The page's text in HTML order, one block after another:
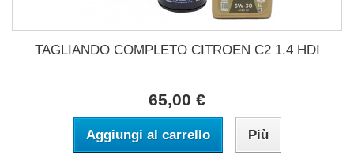
TAGLIANDO COMPLETO CITROEN C2 1.4 HDI
65,00 €
Aggiungi al carrello Più